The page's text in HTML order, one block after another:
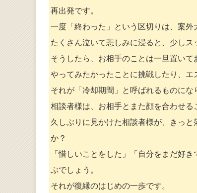
再出発です。
一度「終わった」という区切りは、案外
たくさん泣いて悲しみに浸ると、少しス
そうしたら、お相手のことは一旦置いて
やってみたかったことに挑戦したり、
それが「冷却期間」と呼ばれるものにな
相談者様は、お相手とまた顔を合わせる
久しぶりに見かけた相談者様が、きっ
か？
「惜しいことをした」「自分をまだ好
ぶでしょう。
それが復縁のはじめの一歩です。